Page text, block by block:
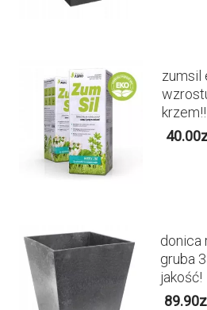
zumsil
krzem!!
40.00
donica
gruba
jakość!
89.90